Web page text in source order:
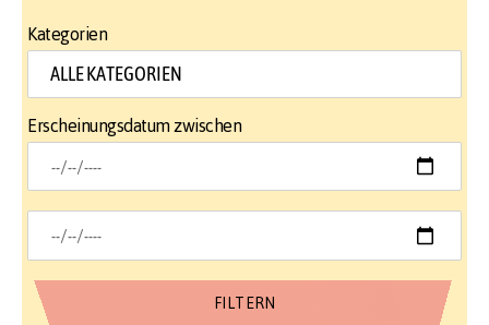
Kategorien
Erscheinungsdatum zwischen